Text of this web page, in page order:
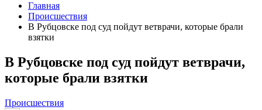
Главная
Происшествия
В Рубцовске под суд пойдут ветврачи, которые брали
взятки
В Рубцовске под суд пойдут ветврачи,
которые брали взятки
Происшествия